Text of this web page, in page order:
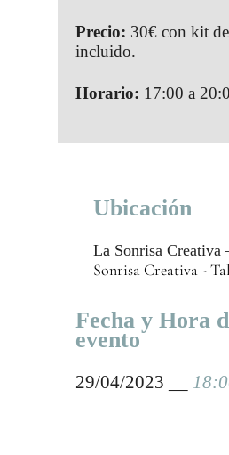
Precio: 30€ con kit
incluido.
Horario: 17:00 a
Ubicación
La Sonrisa Creativa
Sonrisa Creativa -
Fecha y Hora
evento
29/04/2023 __